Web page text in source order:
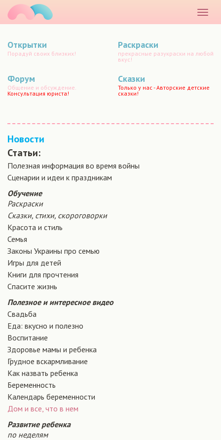
меню
Открытки
Порадуй своих близких!
Раскраски
прекрасные разукраски на любой
вкус!
Форум
Общение и обсуждение.
Консультация юриста!
Сказки
Только у нас - Авторские детские
сказки!
Новости
Статьи:
Полезная информация во время войны
Сценарии и идеи к праздникам
Обучение
Раскраски
Сказки, стихи, скороговорки
Красота и стиль
Семья
Законы Украины про семью
Игры для детей
Книги для прочтения
Спасите жизнь
Полезное и интересное видео
Свадьба
Еда: вкусно и полезно
Воспитание
Здоровье мамы и ребенка
Грудное вскармливание
Как назвать ребенка
Беременность
Календарь беременности
Дом и все, что в нем
Развитие ребенка
по неделям